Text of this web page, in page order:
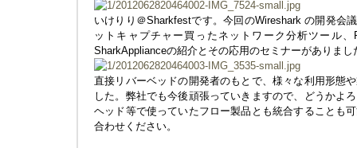
いけりり＠Sharkfestです。今回のWireshark の開発会
ットキャプチャー買ったネットワーク分析ツール、
SharkApplianceの紹介とその応用のセミナーがありまし
直接リバーベッドの開発者のもとで、様々な利用形態
した。弊社でも今後頑張っていきますので、どうかよ
ヘッド等で使っていたフロー製品とも統合することも
合わせください。